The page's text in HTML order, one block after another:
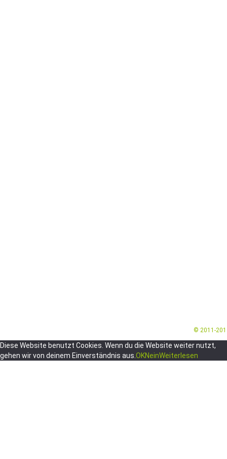
© 2011-
Diese Website benutzt Cookies. Wenn du die Website weiter nutzt,
gehen wir von deinem Einverständnis aus. OKNeinWeiterlesen